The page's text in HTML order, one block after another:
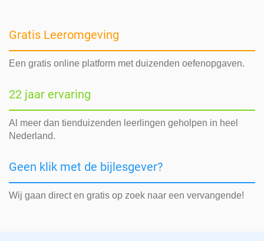
Gratis Leeromgeving
Een gratis online platform met duizenden oefenopgaven.
22 jaar ervaring
Al meer dan tienduizenden leerlingen geholpen in heel
Nederland.
Geen klik met de bijlesgever?
Wij gaan direct en gratis op zoek naar een vervangende!